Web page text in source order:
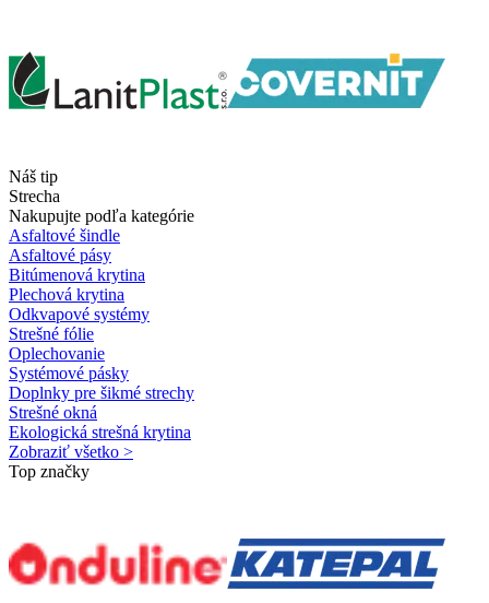
Náš tip
Strecha
Nakupujte podľa kategórie
Asfaltové šindle
Asfaltové pásy
Bitúmenová krytina
Plechová krytina
Odkvapové systémy
Strešné fólie
Oplechovanie
Systémové pásky
Doplnky pre šikmé strechy
Strešné okná
Ekologická strešná krytina
Zobraziť všetko >
Top značky